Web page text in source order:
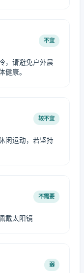
不宜
，请避免户外晨
健康。
较不宜
闲运动，若坚持
不需要
戴太阳镜
弱